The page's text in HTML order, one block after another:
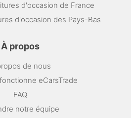
d'occasion de France
d'occasion des Pays-Bas
À propos
de nous
eCarsTrade
FAQ
notre équipe